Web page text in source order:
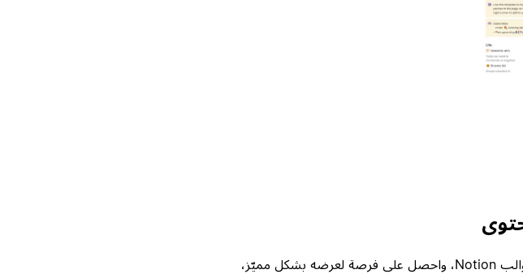
أرسل قالبك إلى معرض قوالب Notion، واحصل على فرصة لعرضه بشكل مميّز،